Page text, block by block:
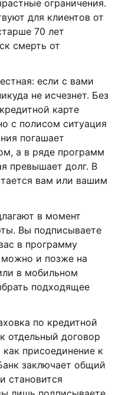
ограничения.
для клиентов от
70 лет
смерть от
если с вами
не исчезнет. Без
карте
с полисом ситуация
погашает
а в ряде программ
превышает долг. В
вам или вашим
в момент
Вы подписываете
в программу
можно и позже на
в мобильном
подходящее
по кредитной
отдельный договор
присоединение к
заключает общий
становится